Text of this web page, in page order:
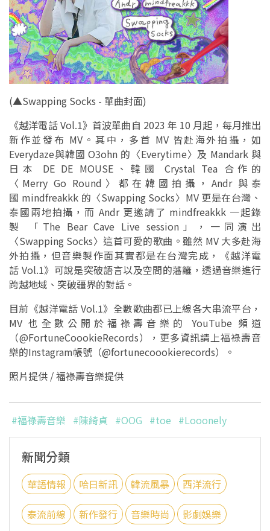
(▲Swapping Socks - 單曲封面)
《越洋電話 Vol.1》首波單曲自 2023 年 10 月起，每月推出
新作並發布 MV。其中，多首 MV 皆赴海外拍攝，如
Everydaze與韓國 O3ohn 的〈Everytime〉及 Mandark 與
日本 DE DE MOUSE、韓國 Crystal Tea 合作的
〈Merry Go Round〉都在韓國拍攝，Andr 與泰
國 mindfreakkk 的〈Swapping Socks〉MV 更是在台灣、
泰國兩地拍攝，而 Andr 更邀請了 mindfreakkk 一起錄
製 「The Bear Cave Live session」，一同演出
〈Swapping Socks〉這首可愛的歌曲。雖然 MV 大多赴海
外拍攝，但音樂製作面其實都是在台灣完成，《越洋電
話 Vol.1》可說是突破語言以及空間的藩籬，透過音樂進行
跨越地域、突破疆界的對話。
目前《越洋電話 Vol.1》全數歌曲都已上線各大串流平台，
MV 也全數公開於福祿壽音樂的
YouTube 頻道
（@FortuneCoookieRecords），更多資訊請上福祿壽音
樂的Instagram帳號（@fortunecoookierecords）。
照片提供 /福祿壽音樂提供
#福祿壽音樂 #陳綺貞 #OOG #toe #Looonely
新聞分類
華語情報 哈日新訊 韓流風暴 西洋流行
泰流前線 新作發行 音樂時尚 影劇娛樂